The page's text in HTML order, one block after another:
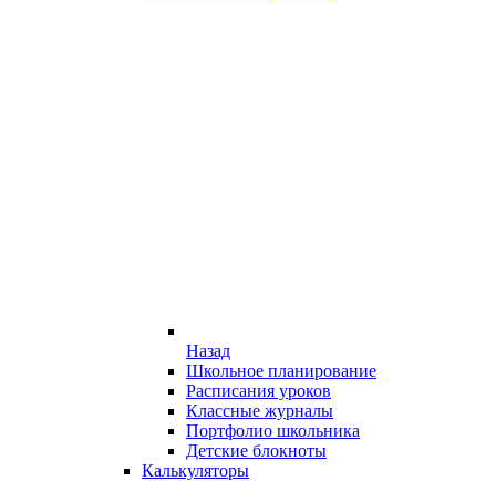
Назад
Школьное планирование
Расписания уроков
Классные журналы
Портфолио школьника
Детские блокноты
Калькуляторы